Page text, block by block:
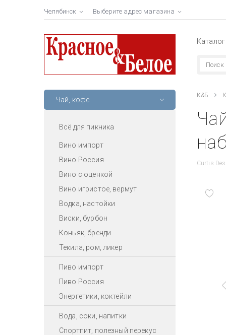
Челябинск Выберите адрес магазина
Каталог
Чай, кофе
Всё для пикника
Вино импорт
Вино Россия
Вино с оценкой
Вино игристое, вермут
Водка, настойки
Виски, бурбон
Коньяк, бренди
Текила, ром, ликер
Пиво импорт
Пиво Россия
Энергетики, коктейли
Вода, соки, напитки
Спортпит, полезный перекус
К&Б
Curtis